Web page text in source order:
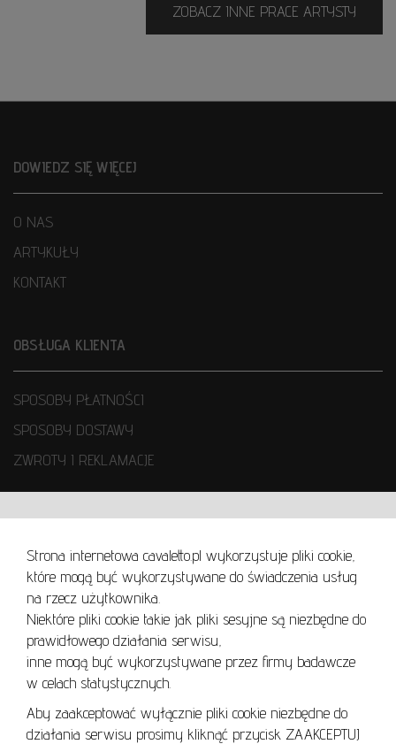
Strona internetowa cavaletto.pl wykorzystuje pliki cookie,
które mogą być wykorzystywane do świadczenia usług
na rzecz użytkownika.
Niektóre pliki cookie takie jak pliki sesyjne są niezbędne do
prawidłowego działania serwisu,
inne mogą być wykorzystywane przez firmy badawcze
w celach statystycznych.
Aby zaakceptować wyłącznie pliki cookie niezbędne do
działania serwisu prosimy kliknąć przycisk ZAAKCEPTUJ
ZOBACZ INNE PRACE ARTYSTY
DOWIEDZ SIĘ WIĘCEJ
O NAS
ARTYKUŁY
KONTAKT
OBSŁUGA KLIENTA
SPOSOBY PŁATNOŚCI
SPOSOBY DOSTAWY
ZWROTY I REKLAMACJE
REGULAMIN
REGULAMIN AUKCJI
POLITYKA PRYWATNOŚCI
POLITYKA COOKIES